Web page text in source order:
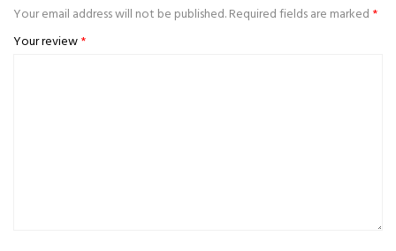
Your email address will not be published.Required fields are marked *
Your review*